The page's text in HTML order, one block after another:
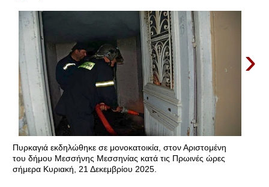
›
Πυρκαγιά εκδηλώθηκε σε μονοκατοικία, στον Αριστομένη
του δήμου Μεσσήνης Μεσσηνίας κατά τις Πρωινές ώρες
σήμερα Κυριακή, 21 Δεκεμβρίου 2025.